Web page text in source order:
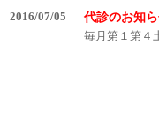
2016/07/05 代診のお知
毎月第１第４